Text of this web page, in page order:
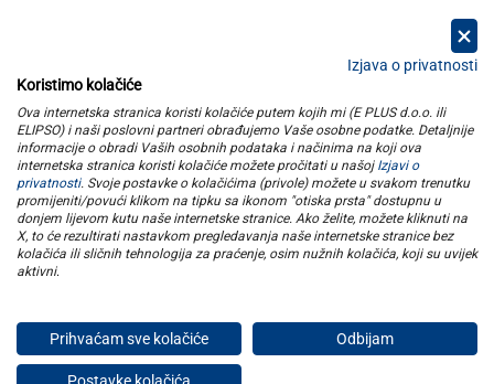
kategorije
elipso
informacije
pratite nas
E plus d.o.o. © Copyright 2026
Izjava o privatnosti
Koristimo kolačiće
Ova internetska stranica koristi kolačiće putem kojih mi (E PLUS d.o.o. ili
ELIPSO) i naši poslovni partneri obrađujemo Vaše osobne podatke. Detaljnije
informacije o obradi Vaših osobnih podataka i načinima na koji ova
internetska stranica koristi kolačiće možete pročitati u našoj Izjavi o
privatnosti. Svoje postavke o kolačićima (privole) možete u svakom trenutku
promijeniti/povući klikom na tipku sa ikonom "otiska prsta" dostupnu u
donjem lijevom kutu naše internetske stranice. Ako želite, možete kliknuti na
X, to će rezultirati nastavkom pregledavanja naše internetske stranice bez
kolačića ili sličnih tehnologija za praćenje, osim nužnih kolačića, koji su uvijek
aktivni.
Prihvaćam sve kolačiće Odbijam